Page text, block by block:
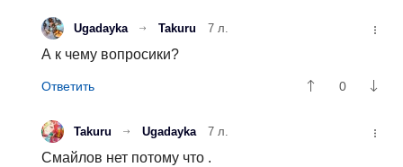
Ugadayka Takuru 7 л.
А к чему вопросики?
0
Takuru Ugadayka 7 л.
Смайлов нет потому что .